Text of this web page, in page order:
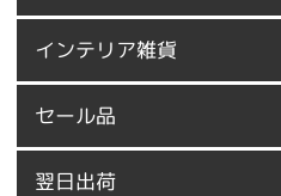
インテリア雑貨
セール品
翌日出荷